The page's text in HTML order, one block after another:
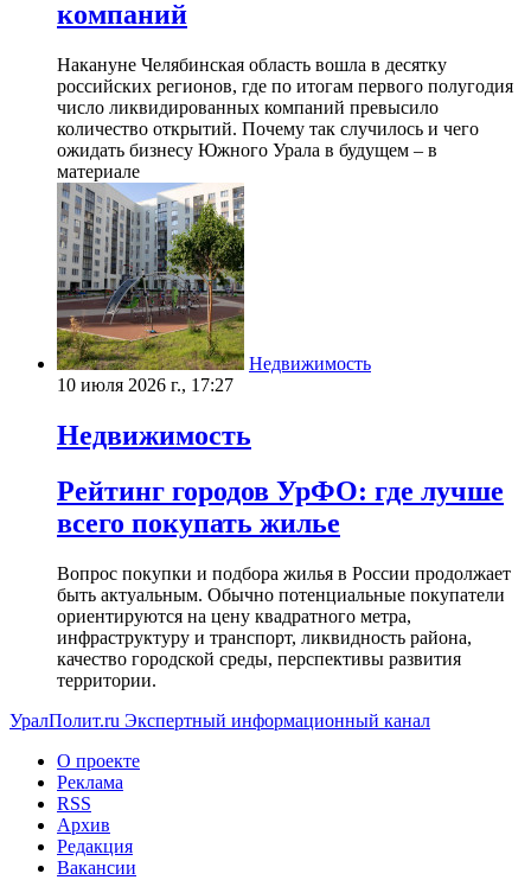
компаний
Накануне Челябинская область вошла в десятку
российских регионов, где по итогам первого полугодия
число ликвидированных компаний превысило
количество открытий. Почему так случилось и чего
ожидать бизнесу Южного Урала в будущем – в
материале
Недвижимость
10 июля 2026 г., 17:27
Недвижимость
Рейтинг городов УрФО: где лучше
всего покупать жилье
Вопрос покупки и подбора жилья в России продолжает
быть актуальным. Обычно потенциальные покупатели
ориентируются на цену квадратного метра,
инфраструктуру и транспорт, ликвидность района,
качество городской среды, перспективы развития
территории.
УралПолит.ru Экспертный информационный канал
О проекте
Реклама
RSS
Архив
Редакция
Вакансии